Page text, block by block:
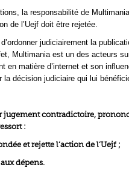
la responsabilité de
de l’Uejf doit être rejetée.
d’ordonner judiciairement la
Multimania est un des acteurs
en matière d’internet et son
la décision judiciaire qui lui
jugement contradictoire,
:
et rejette l’action de l’Uejf ;
dépens.